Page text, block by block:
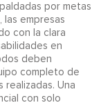
por metas
empresas
con la clara
en
deben
completo de
realizadas. Una
con solo